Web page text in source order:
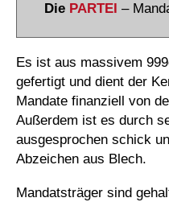
Die PARTEI –
Es ist aus massivem
gefertigt und dient der
Mandate finanziell von
Außerdem ist es durch
ausgesprochen schick
Abzeichen aus Blech.
Mandatsträger sind